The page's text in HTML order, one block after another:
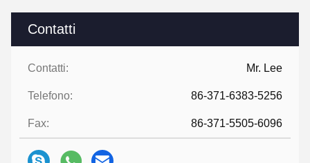
Contatti
Contatti: Mr. Lee
Telefono: 86-371-6383-5256
Fax: 86-371-5505-6096